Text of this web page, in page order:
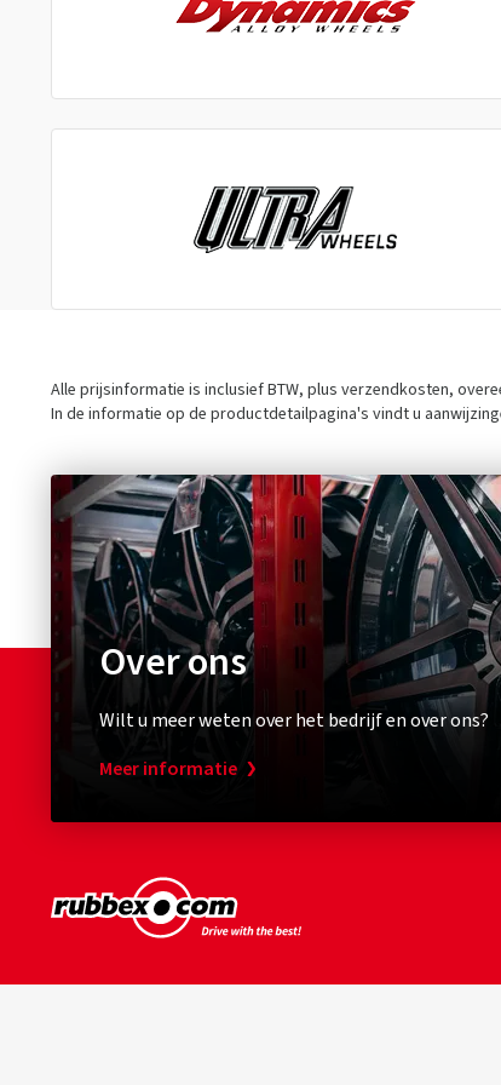
Alle prijsinformatie is inclusief BTW, plus verzendkosten,
In de informatie op de productdetailpagina's vindt u
Over ons
Wilt u meer weten over het bedrijf en over ons?
Meer informatie